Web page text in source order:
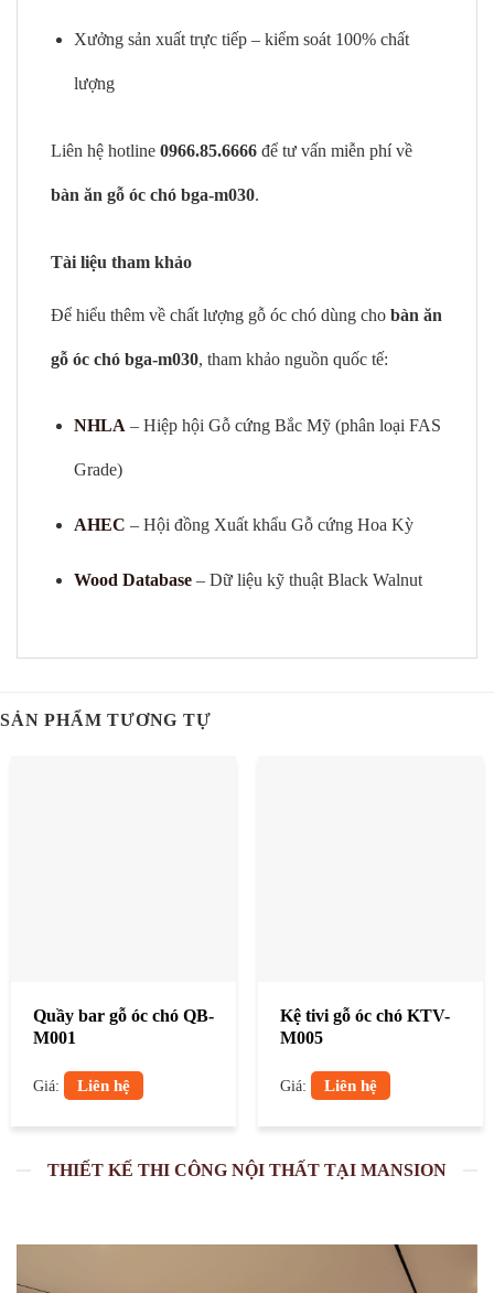
Xưởng sản xuất trực tiếp – kiểm soát 100% chất
lượng
Liên hệ hotline 0966.85.6666 để tư vấn miễn phí về
bàn ăn gỗ óc chó bga-m030.
Tài liệu tham khảo
Để hiểu thêm về chất lượng gỗ óc chó dùng cho bàn ăn
gỗ óc chó bga-m030, tham khảo nguồn quốc tế:
NHLA– Hiệp hội Gỗ cứng Bắc Mỹ (phân loại FAS
Grade)
AHEC – Hội đồng Xuất khẩu Gỗ cứng Hoa Kỳ
Wood Database– Dữ liệu kỹ thuật Black Walnut
SẢN PHẨM TƯƠNG TỰ
Quầy bar gỗ óc chó QB-
M001
Giá: Liên hệ
Kệ tivi gỗ óc chó KTV-
M005
Giá: Liên hệ
THIẾT KẾ THI CÔNG NỘI THẤT TẠI MANSION